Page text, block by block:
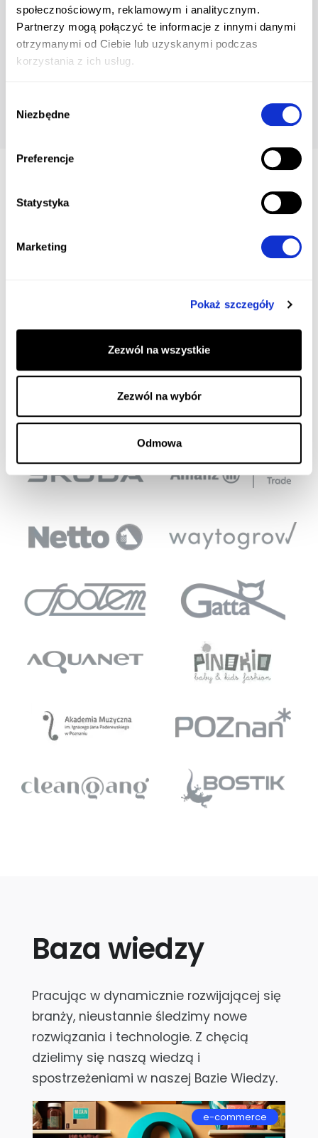
społecznościowym, reklamowym i analitycznym.
Partnerzy mogą połączyć te informacje z innymi danymi
otrzymanymi od Ciebie lub uzyskanymi podczas
korzystania z ich usług.
zgody
Niezbędne
Preferencje
Statystyka
Marketing
Pokaż szczegóły
Zezwól na wszystkie
Zezwól na wybór
Odmowa
Marketing internetowy
Oferujemy wsparcie działań naszych klientów w
przestrzeni internetowej. Korzystamy z platform Google
Nasi klienci
Przez 14 lat działania naszej firmy mieliśmy
Baza wiedzy
Pracując w dynamicznie rozwijającej się
branży, nieustannie śledzimy nowe
rozwiązania i technologie. Z chęcią
dzielimy się naszą wiedzą i
spostrzeżeniami w naszej Bazie Wiedzy.
e-commerce